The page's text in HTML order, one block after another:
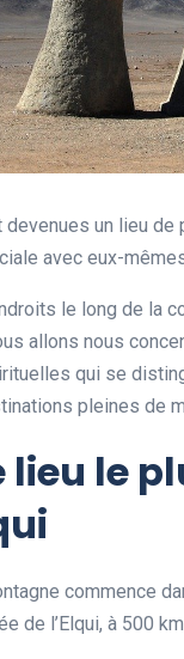
un lieu
avec eux-
le long de la
allons nous
qui se
pleines de
lieu le
commence
de l’Elqui, à 500